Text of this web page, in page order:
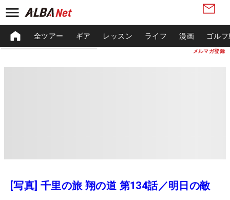
メルマガ登録
全ツアー ギア レッスン ライフ 漫画 ゴル
[写真] 千里の旅 翔の道 第134話／明日の敵